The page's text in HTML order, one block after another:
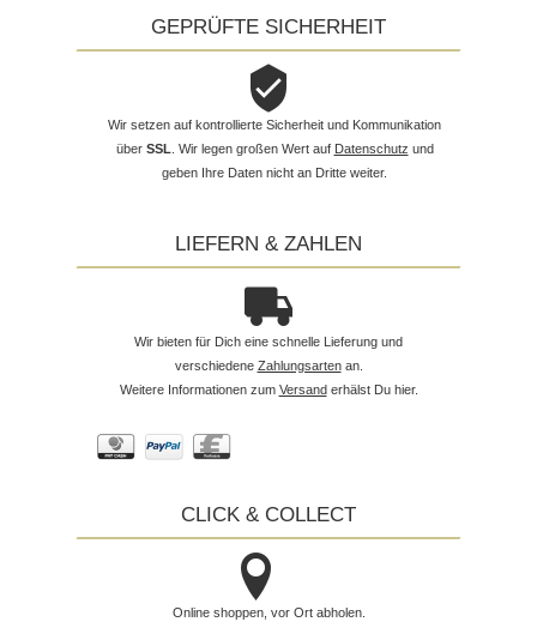
GEPRÜFTE SICHERHEIT
Wir setzen auf kontrollierte Sicherheit und Kommunikation
über SSL . Wir legen großen Wert auf Datenschutz und
geben Ihre Daten nicht an Dritte weiter.
LIEFERN & ZAHLEN
Wir bieten für Dich eine schnelle Lieferung und
verschiedene Zahlungsartenan.
Weitere Informationen zum Versanderhälst Du hier.
CLICK & COLLECT
Online shoppen, vor Ort abholen.